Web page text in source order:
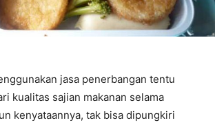
jasa penerbangan tentu
kualitas sajian makanan selama
kenyataannya, tak bisa dipungkiri